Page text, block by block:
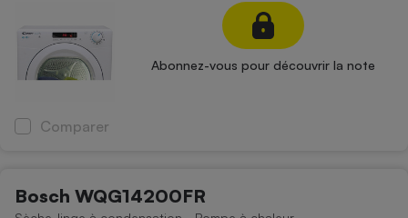
Abonnez-vous pour découvrir la note
Comparer
Bosch WQG14200FR